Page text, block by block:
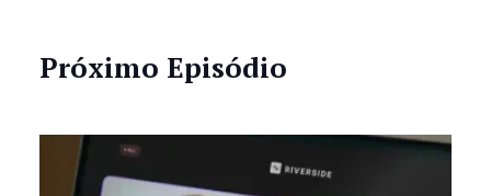
Próximo Episódio